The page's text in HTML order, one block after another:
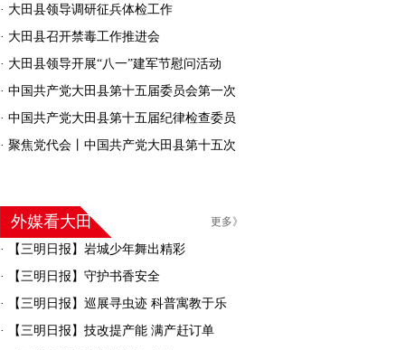
· 大田县领导调研征兵体检工作
· 大田县召开禁毒工作推进会
· 大田县领导开展“八一”建军节慰问活动
· 中国共产党大田县第十五届委员会第一次
全体会议召开
· 中国共产党大田县第十五届纪律检查委员
会召开第一次全体会议
· 聚焦党代会丨中国共产党大田县第十五次
更多》
外媒看大田
·
【三明日报】岩城少年舞出精彩
·
【三明日报】守护书香安全
·
【三明日报】巡展寻虫迹 科普寓教于乐
·
【三明日报】技改提产能 满产赶订单